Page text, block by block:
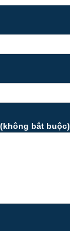
bắt buộc)